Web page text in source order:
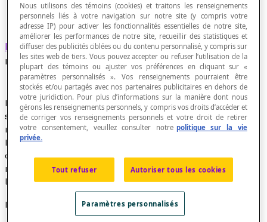
Relation binairedans un ensemble E dont la
représentation cartésienne est une droite.
Lorsque les deux variables augmentent ou diminuent
simultanément et à un taux constante, il existe une
relation linéaire positive entre ces deux variables.
Lorsqu'une variable augmente alors que l'autre
diminue, il existe entre elles une relation linéaire
négative. Ces propriétés sont utilisées dans l'étude de
la
corrélation linéaire.
Exemples
Nous utilisons des témoins (cookies) et traitons les renseignements
personnels liés à votre navigation sur notre site (y compris votre
adresse IP) pour activer les fonctionnalités essentielles de notre site,
améliorer les performances de notre site, recueillir des statistiques et
diffuser des publicités ciblées ou du contenu personnalisé, y compris sur
les sites web de tiers. Vous pouvez accepter ou refuser l’utilisation de la
plupart des témoins ou ajuster vos préférences en cliquant sur «
paramètres personnalisés ». Vos renseignements pourraient être
stockés et/ou partagés avec nos partenaires publicitaires en dehors de
votre juridiction. Pour plus d’informations sur la manière dont nous
gérons les renseignements personnels, y compris vos droits d’accéder et
de corriger vos renseignements personnels et votre droit de retirer
votre consentement, veuillez consulter notre politique sur la vie
privée.
Tout refuser Autoriser tous les cookies
Paramètres personnalisés